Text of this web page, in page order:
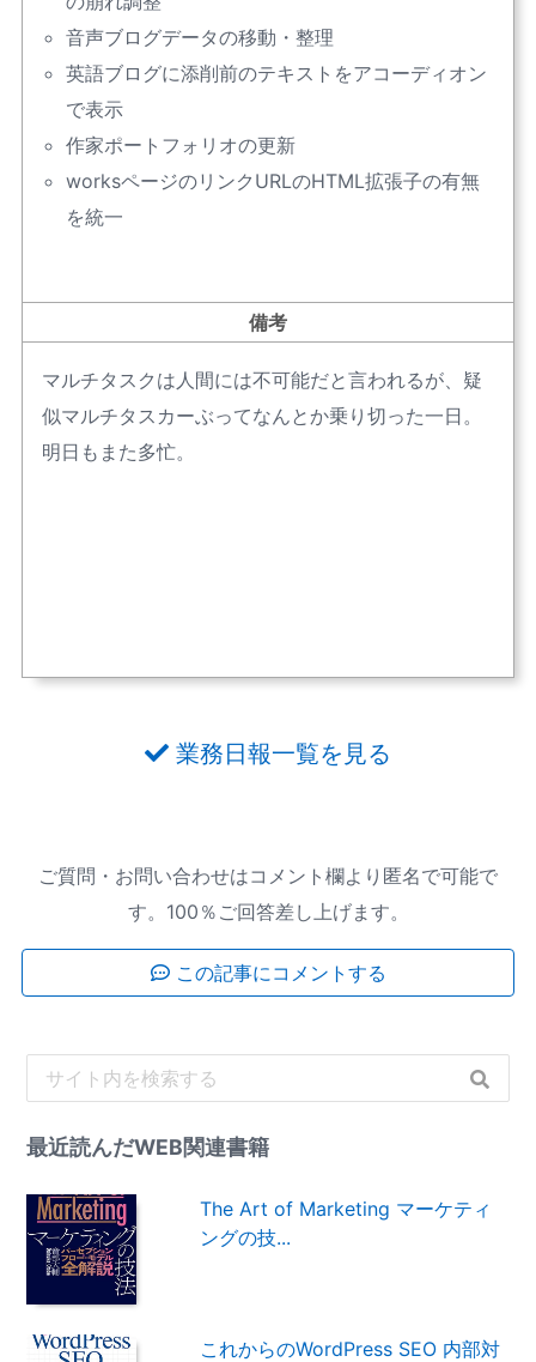
音声ブログデータの移動・整理
英語ブログに添削前のテキストをアコーディオン
で表示
作家ポートフォリオの更新
worksページのリンクURLのHTML拡張子の有無
を統一
備考
マルチタスクは人間には不可能だと言われるが、疑
似マルチタスカーぶってなんとか乗り切った一日。
明日もまた多忙。
業務日報一覧を見る
ご質問・お問い合わせはコメント欄より匿名で可能で
す。100％ご回答差し上げます。
この記事にコメントする
最近読んだWEB関連書籍
The Art of Marketing マーケティ
ングの技...
これからのWordPress SEO 内部対